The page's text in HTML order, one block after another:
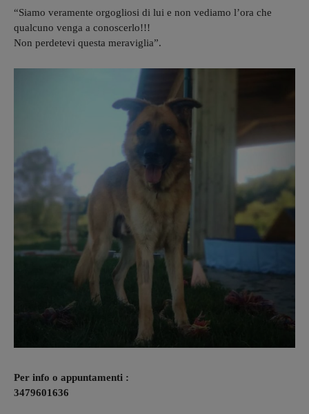
“Siamo veramente orgogliosi di lui e non vediamo l’ora che
qualcuno venga a conoscerlo!!!
Non perdetevi questa meraviglia”.
Per info o appuntamenti :
3479601636